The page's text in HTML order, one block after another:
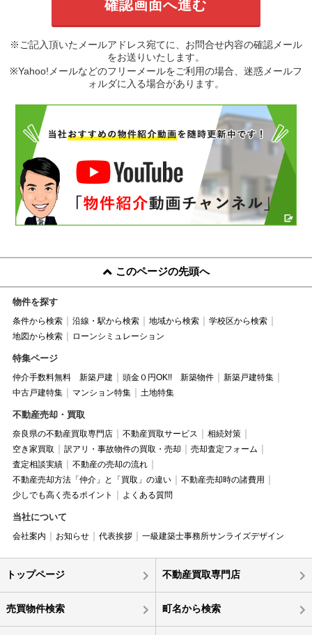
※ご記入頂いたメールアドレス宛てに、お問合せ内容の確認メール
をお送りいたします。
※Yahoo!メールなどのフリーメールをご利用の場合、迷惑メールフ
ォルダに入る場合があります。
このページの先頭へ
物件を探す
条件から検索 沿線・駅から検索 地域から検索
学校区から検索
地図から検索
ローンシミュレーション
特集ページ
仲介手数料無料 新築戸建 頭金０円OK!! 新築物件
新築戸建特集
中古戸建特集
マンション特集 土地特集
不動産売却・買取
奈良県の不動産買取専門店 不動産買取サービス
相続対策
空き家買取
訳アリ・事故物件の買取・売却
売却査定フォーム
査定相談実績
不動産の売却の流れ
不動産売却方法「仲介」と「買取」の違い
不動産売却時の諸費用
少しでも高く売るポイント
よくある質問
当社について
会社案内 お知らせ 代表挨拶 一級建築士事務所サンライズデザイン
トップページ 不動産買取専門店
売買物件検索 町名から検索